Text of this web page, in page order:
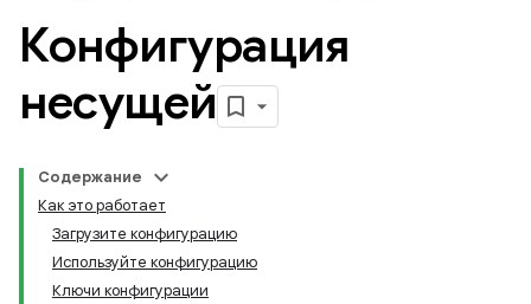
Конфигурация
несущей
Содержание
Как это работает
Загрузите конфигурацию
Используйте конфигурацию
Ключи конфигурации